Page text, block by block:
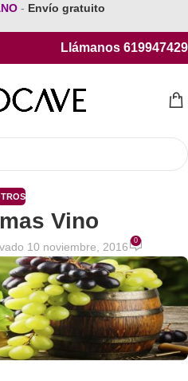
- Envío gratuito
Llámanos 619947429
Vino
10 noviembre, 2016 0